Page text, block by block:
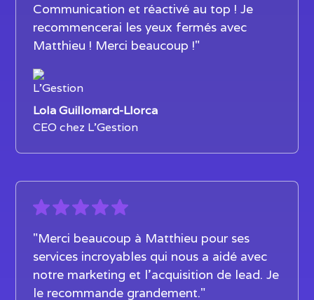
Communication et réactivé au top ! Je
recommencerai les yeux fermés avec
Matthieu ! Merci beaucoup !"
Lola Guillomard-Llorca
CEO chez L'Gestion
"Merci beaucoup à Matthieu pour ses
services incroyables qui nous a aidé avec
notre marketing et l’acquisition de lead. Je
le recommande grandement."